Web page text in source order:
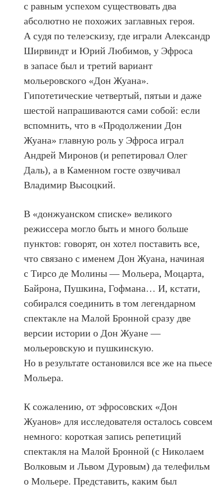
с равным успехом существовать два
абсолютно не похожих заглавных героя.
А судя по телеэскизу, где играли Александр
Ширвиндт и Юрий Любимов, у Эфроса
в запасе был и третий вариант
мольеровского «Дон Жуана».
Гипотетические четвертый, пятыи и даже
шестой напрашиваются сами собой: если
вспомнить, что в «Продолжении Дон
Жуана» главную роль у Эфроса играл
Андрей Миронов (и репетировал Олег
Даль), а в Каменном госте озвучивал
Владимир Высоцкий.
В «донжуанском списке» великого
режиссера могло быть и много больше
пунктов: говорят, он хотел поставить все,
что связано с именем Дон Жуана, начиная
с Тирсо де Молины — Мольера, Моцарта,
Байрона, Пушкина, Гофмана… И, кстати,
собирался соединить в том легендарном
спектакле на Малой Бронной сразу две
версии истории о Дон Жуане —
мольеровскую и пушкинскую.
Но в результате остановился все же на пьесе
Мольера.
К сожалению, от эфросовских «Дон
Жуанов» для исследователя осталось совсем
немного: короткая запись репетиций
спектакля на Малой Бронной (с Николаем
Волковым и Львом Дуровым) да телефильм
о Мольере. Представить, каким был